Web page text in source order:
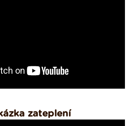
zateplení